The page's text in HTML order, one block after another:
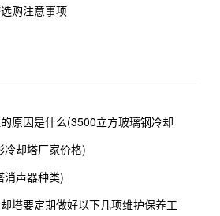
购注意事项
原因是什么(3500立方玻璃钢冷却
却塔厂家价格)
消声器种类)
塔要定期做好以下几项维护保养工